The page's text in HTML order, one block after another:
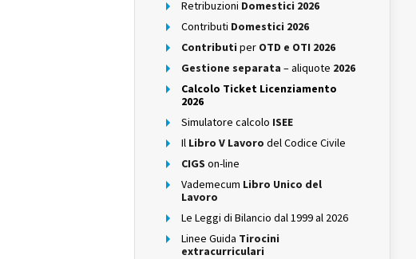
Retribuzioni Domestici 2026
Contributi Domestici 2026
Contributi per OTD e OTI 2026
Gestione separata – aliquote 2026
Calcolo Ticket Licenziamento
2026
Simulatore calcolo ISEE
Il Libro V Lavoro del Codice Civile
CIGS on-line
Vademecum Libro Unico del
Lavoro
Le Leggi di Bilancio dal 1999 al 2026
Linee Guida Tirocini
extracurriculari